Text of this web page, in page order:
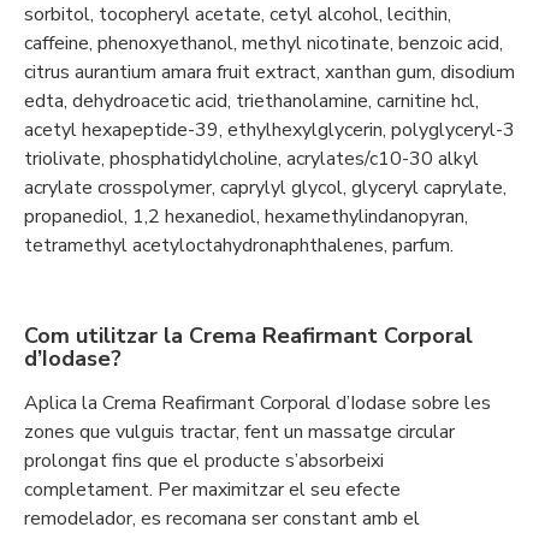
sorbitol, tocopheryl acetate, cetyl alcohol, lecithin,
caffeine, phenoxyethanol, methyl nicotinate, benzoic acid,
citrus aurantium amara fruit extract, xanthan gum, disodium
edta, dehydroacetic acid, triethanolamine, carnitine hcl,
acetyl hexapeptide-39, ethylhexylglycerin, polyglyceryl-3
triolivate, phosphatidylcholine, acrylates/c10-30 alkyl
acrylate crosspolymer, caprylyl glycol, glyceryl caprylate,
propanediol, 1,2 hexanediol, hexamethylindanopyran,
tetramethyl acetyloctahydronaphthalenes, parfum.
Com utilitzar la Crema Reafirmant Corporal
d’Iodase?
Aplica la Crema Reafirmant Corporal d’Iodase sobre les
zones que vulguis tractar, fent un massatge circular
prolongat fins que el producte s’absorbeixi
completament. Per maximitzar el seu efecte
remodelador, es recomana ser constant amb el